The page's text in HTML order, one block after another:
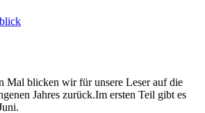
Mal blicken wir für unsere Leser auf die
Jahres zurück.Im ersten Teil gibt es